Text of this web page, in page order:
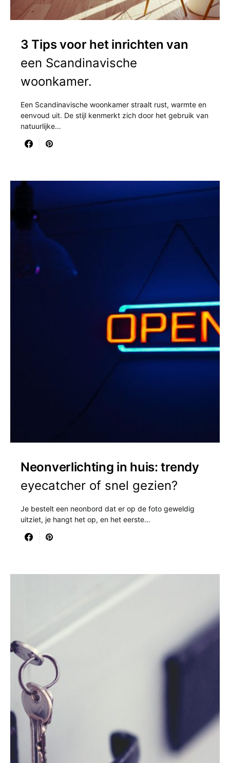
3 Tips voor het inrichten van
een Scandinavische
woonkamer.
Een Scandinavische woonkamer straalt rust, warmte en
eenvoud uit. De stijl kenmerkt zich door het gebruik van
natuurlijke…
Neonverlichting in huis: trendy
eyecatcher of snel gezien?
Je bestelt een neonbord dat er op de foto geweldig
uitziet, je hangt het op, en het eerste…